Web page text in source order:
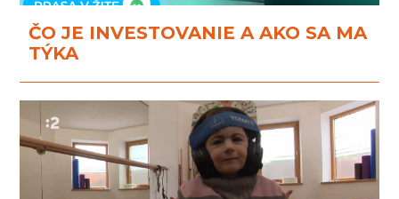
ČO JE INVESTOVANIE A AKO SA MA
TÝKA